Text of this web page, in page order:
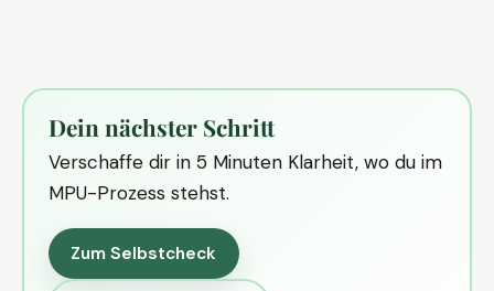
Dein nächster Schritt
Verschaffe dir in 5 Minuten Klarheit, wo du im
MPU-Prozess stehst.
Zum Selbstcheck